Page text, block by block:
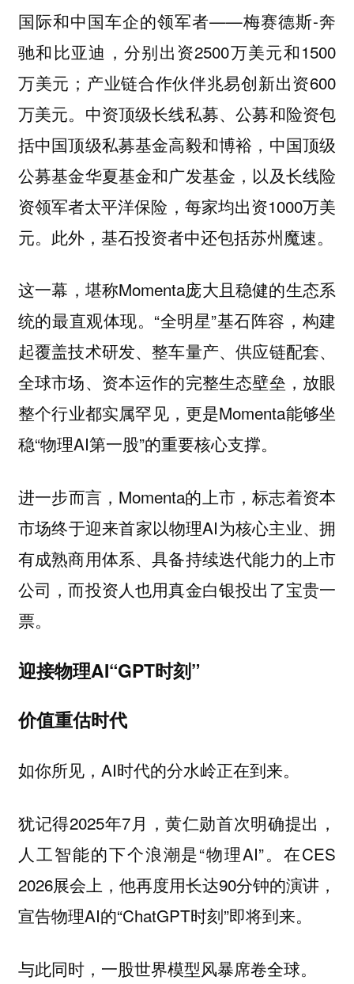
国际和中国车企的领军者——梅赛德斯-奔
驰和比亚迪，分别出资2500万美元和1500
万美元；产业链合作伙伴兆易创新出资600
万美元。中资顶级长线私募、公募和险资包
括中国顶级私募基金高毅和博裕，中国顶级
公募基金华夏基金和广发基金，以及长线险
资领军者太平洋保险，每家均出资1000万美
元。此外，基石投资者中还包括苏州魔速。
这一幕，堪称Momenta庞大且稳健的生态系
统的最直观体现。“全明星”基石阵容，构建
起覆盖技术研发、整车量产、供应链配套、
全球市场、资本运作的完整生态壁垒，放眼
整个行业都实属罕见，更是Momenta能够坐
稳“物理AI第一股”的重要核心支撑。
进一步而言，Momenta的上市，标志着资本
市场终于迎来首家以物理AI为核心主业、拥
有成熟商用体系、具备持续迭代能力的上市
公司，而投资人也用真金白银投出了宝贵一
票。
迎接物理AI“GPT时刻”
价值重估时代
如你所见，AI时代的分水岭正在到来。
犹记得2025年7月，黄仁勋首次明确提出，
人工智能的下个浪潮是“物理AI”。在CES
2026展会上，他再度用长达90分钟的演讲，
宣告物理AI的“ChatGPT时刻”即将到来。
与此同时，一股世界模型风暴席卷全球。